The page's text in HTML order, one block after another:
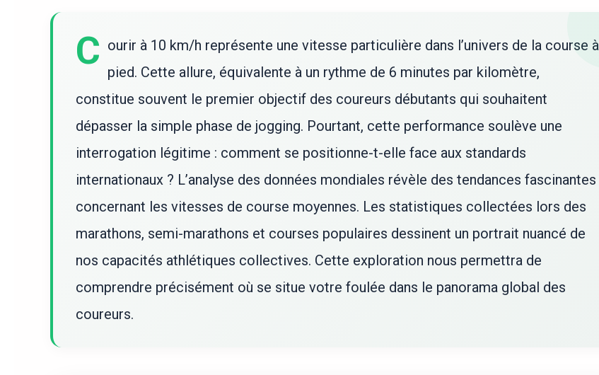
C ourir à 10 km/h représente une vitesse particulière dans l’univers de la course à
pied. Cette allure, équivalente à un rythme de 6 minutes par kilomètre,
constitue souvent le premier objectif des coureurs débutants qui souhaitent
dépasser la simple phase de jogging. Pourtant, cette performance soulève une
interrogation légitime : comment se positionne-t-elle face aux standards
internationaux ? L’analyse des données mondiales révèle des tendances fascinantes
concernant les vitesses de course moyennes. Les statistiques collectées lors des
marathons, semi-marathons et courses populaires dessinent un portrait nuancé de
nos capacités athlétiques collectives. Cette exploration nous permettra de
comprendre précisément où se situe votre foulée dans le panorama global des
coureurs.